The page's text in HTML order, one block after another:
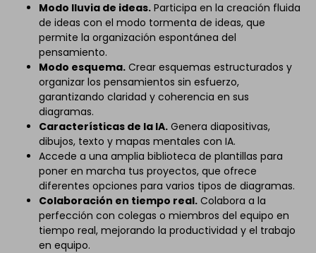
Modo lluvia de ideas. Participa en la creación fluida
de ideas con el modo tormenta de ideas, que
permite la organización espontánea del
pensamiento.
Modo esquema. Crear esquemas estructurados y
organizar los pensamientos sin esfuerzo,
garantizando claridad y coherencia en sus
diagramas.
Características de la IA. Genera diapositivas,
dibujos, texto y mapas mentales con IA.
Accede a una amplia biblioteca de plantillas para
poner en marcha tus proyectos, que ofrece
diferentes opciones para varios tipos de diagramas.
Colaboración en tiempo real. Colabora a la
perfección con colegas o miembros del equipo en
tiempo real, mejorando la productividad y el trabajo
en equipo.